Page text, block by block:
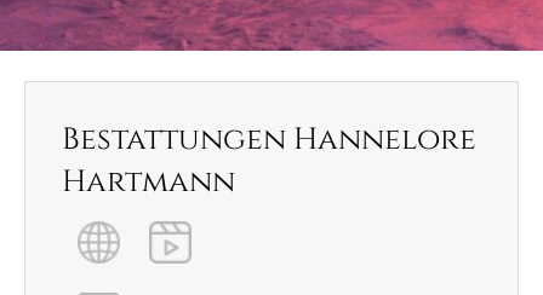
Bestattungen Hannelore
Hartmann